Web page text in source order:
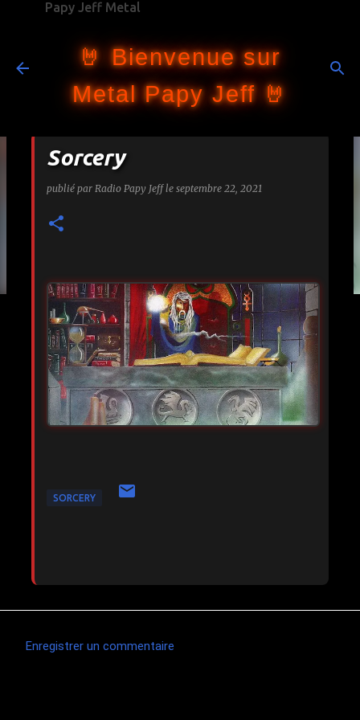
Papy Jeff Metal
🤘 Bienvenue sur
Metal Papy Jeff 🤘
Sorcery
publié par Radio Papy Jeff le septembre 22, 2021
SORCERY
Enregistrer un commentaire